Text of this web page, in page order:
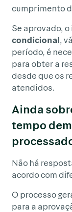
cumprimento
Se aprovado,
condicional,
período, é
para obter a
desde que os
atendidos.
Ainda
tempo
Não há
acordo com
O processo
para a